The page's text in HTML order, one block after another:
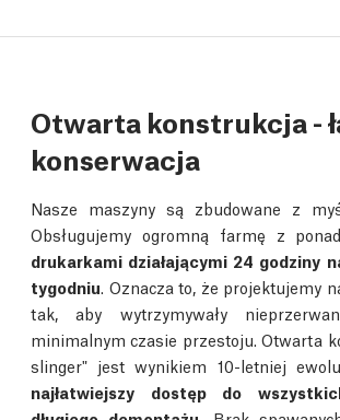
Otwarta konstrukcja -
konserwacja
Nasze maszyny są zbudowane z
Obsługujemy ogromną farmę z
drukarkami działającymi 24 godziny
tygodniu . Oznacza to, że projektujemy
tak, aby wytrzymywały
minimalnym czasie przestoju. Otwarta
slinger" jest wynikiem 10-letniej
najłatwiejszy dostęp do